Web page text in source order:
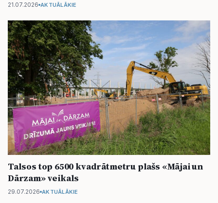
21.07.2026 AKTUĀLĀKIE
Talsos top 6500 kvadrātmetru plašs «Mājai un
Dārzam» veikals
29.07.2026 AKTUĀLĀKIE